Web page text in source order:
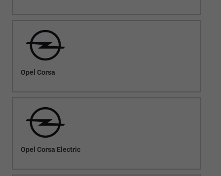
Opel Corsa
Opel Corsa Electric